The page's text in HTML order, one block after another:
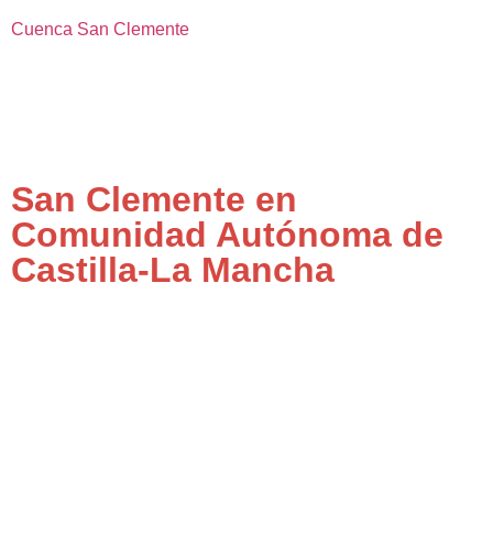
Cuenca San Clemente
San Clemente en
Comunidad Autónoma de
Castilla-La Mancha